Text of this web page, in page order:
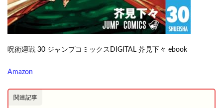
呪術廻戦 30 ジャンプコミックスDIGITAL 芥見下々 ebook
Amazon
関連記事